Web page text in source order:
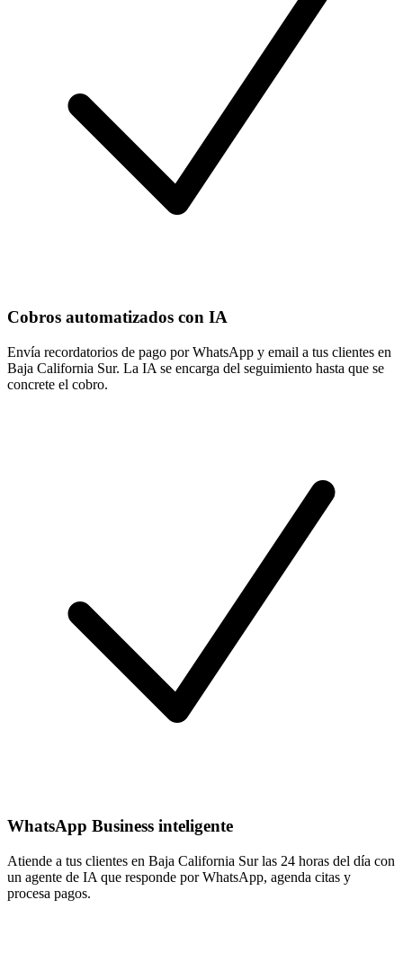
Cobros automatizados con IA
Envía recordatorios de pago por WhatsApp y email a tus clientes en
Baja California Sur. La IA se encarga del seguimiento hasta que se
concrete el cobro.
WhatsApp Business inteligente
Atiende a tus clientes en Baja California Sur las 24 horas del día con
un agente de IA que responde por WhatsApp, agenda citas y
procesa pagos.